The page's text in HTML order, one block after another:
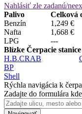
Nahlásiť zle zadanú/
Palivo
Celková
Benzín
1,249 €
Nafta
1,668 €
LPG
---
Blízke Čerpacie stanice
H.B.CRAB
BP
Shell
Rýchla navigácia k
Zadajte do formulára